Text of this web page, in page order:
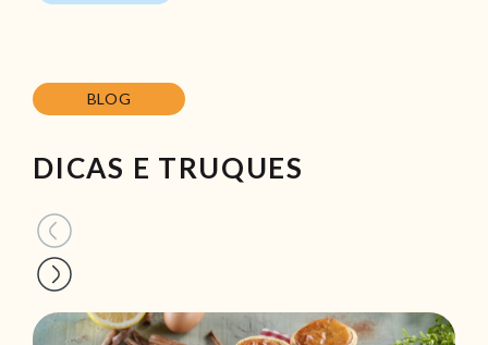
BLOG
DICAS E TRUQUES